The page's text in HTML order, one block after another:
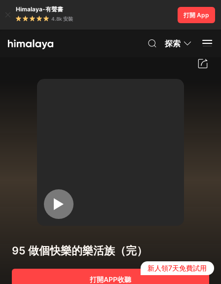
Himalaya-有聲書
4.8k 安裝
打開 App
探索
95 做個快樂的樂活族（完）
打開APP收聽
新人領7天免費試用